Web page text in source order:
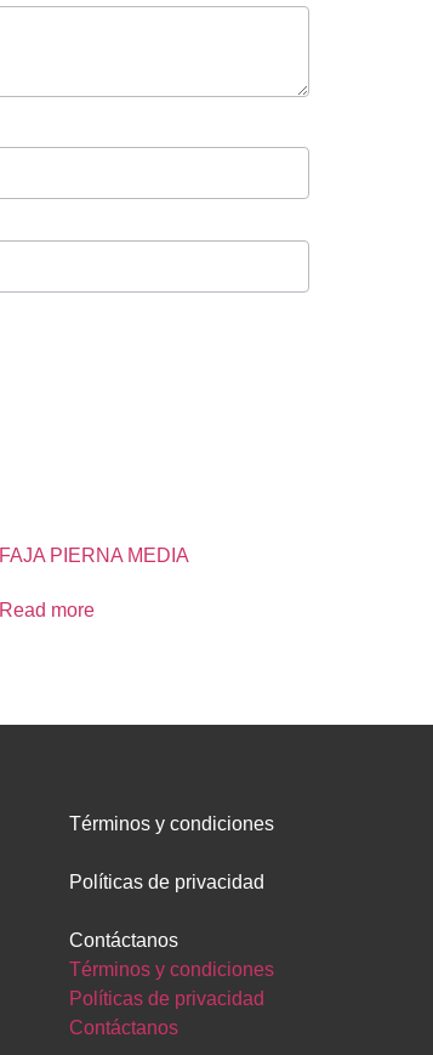
FAJA PIERNA MEDIA
Read more
Términos y condiciones
Políticas de privacidad
Contáctanos
Términos y condiciones
Políticas de privacidad
Contáctanos